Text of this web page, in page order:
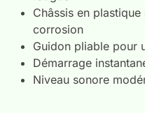
Châssis en
corrosion
Guidon pliable pour
Démarrage
Niveau sonore